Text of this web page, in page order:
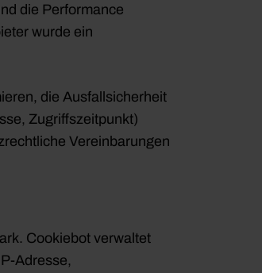
die Performance
wurde ein
die Ausfallsicherheit
Zugriffszeitpunkt)
Vereinbarungen
Cookiebot verwaltet
Adresse,